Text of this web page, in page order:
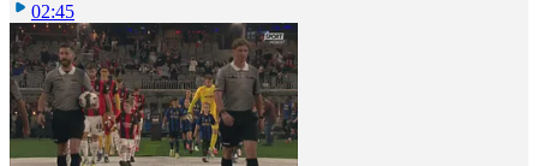
02:45